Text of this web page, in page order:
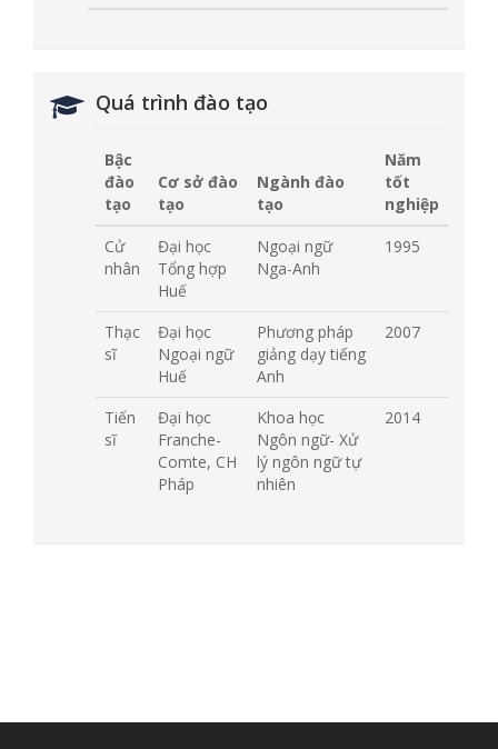
Quá trình đào tạo
Bậc
đào
tạo
Cơ sở đào
tạo
Ngành đào
tạo
Năm
tốt
nghiệp
Cử
nhân
Đại học
Tổng hợp
Huế
Ngoại ngữ
Nga-Anh
1995
Thạc
sĩ
Đại học
Ngoại ngữ
Huế
Phương pháp
giảng dạy tiếng
Anh
2007
Tiến
sĩ
Đại học
Franche-
Comte, CH
Pháp
Khoa học
Ngôn ngữ- Xử
lý ngôn ngữ tự
nhiên
2014